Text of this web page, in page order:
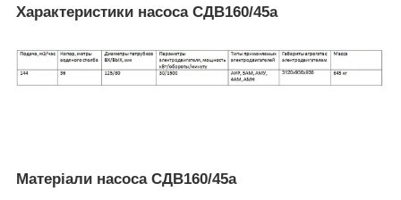
Характеристики насоса СДВ160/45а
Матеріали насоса СДВ160/45а